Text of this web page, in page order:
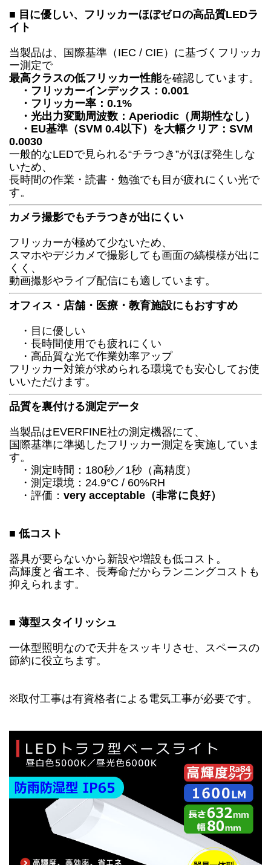
■ 目に優しい、フリッカーほぼゼロの高品質LEDラ
イト
当製品は、国際基準（IEC / CIE）に基づくフリッカ
ー測定で
最高クラスの低フリッカー性能を確認しています。
・フリッカーインデックス：0.001
・フリッカー率：0.1%
・光出力変動周波数：Aperiodic（周期性なし）
・EU基準（SVM 0.4以下）を大幅クリア：SVM
0.0030
一般的なLEDで見られる“チラつき”がほぼ発生しな
いため、
長時間の作業・読書・勉強でも目が疲れにくい光で
す。
カメラ撮影でもチラつきが出にくい
フリッカーが極めて少ないため、
スマホやデジカメで撮影しても画面の縞模様が出に
くく、
動画撮影やライブ配信にも適しています。
オフィス・店舗・医療・教育施設にもおすすめ
・目に優しい
・長時間使用でも疲れにくい
・高品質な光で作業効率アップ
フリッカー対策が求められる環境でも安心してお使
いいただけます。
品質を裏付ける測定データ
当製品はEVERFINE社の測定機器にて、
国際基準に準拠したフリッカー測定を実施していま
す。
・測定時間：180秒／1秒（高精度）
・測定環境：24.9°C / 60%RH
・評価： very acceptable（非常に良好）
■ 低コスト
器具が要らないから新設や増設も低コスト。
高輝度と省エネ、長寿命だからランニングコストも
抑えられます。
■ 薄型スタイリッシュ
一体型照明なので天井をスッキリさせ、スペースの
節約に役立ちます。
※取付工事は有資格者による電気工事が必要です。